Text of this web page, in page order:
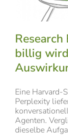
billig
Eine Harvard-
Perplexity
Agenten.
dieselbe